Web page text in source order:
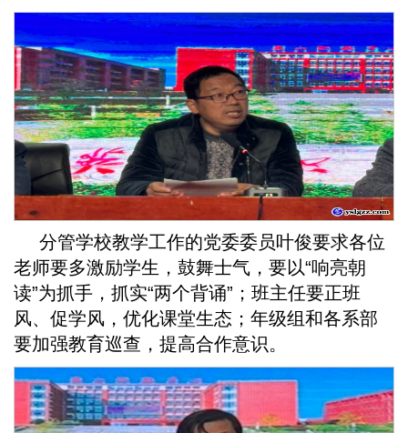
分管学校教学工作的党委委员叶俊要求各位
老师要多激励学生，鼓舞士气，要以“响亮朝
读”为抓手，抓实“两个背诵”；班主任要正班
风、促学风，优化课堂生态；年级组和各系部
要加强教育巡查，提高合作意识。